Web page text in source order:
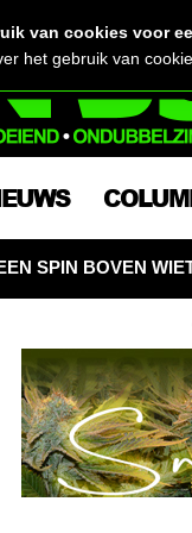
🌈
anyone?
van cookies voor
het gebruik van